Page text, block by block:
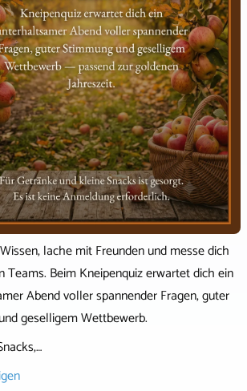
lache mit Freunden und messe dich
Teams. Beim Kneipenquiz erwartet dich ein
Abend voller spannender Fragen, guter
geselligem Wettbewerb.